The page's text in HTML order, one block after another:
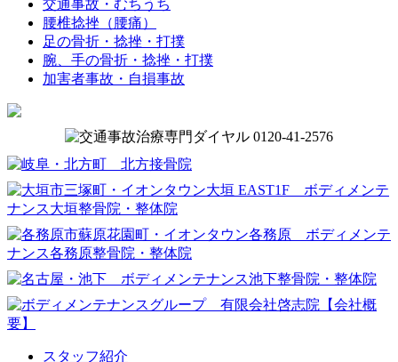
交通事故・むちうち
腰椎捻挫（腰痛）
足の骨折・捻挫・打撲
腕、手の骨折・捻挫・打撲
加害者事故・自損事故
スタッフ紹介